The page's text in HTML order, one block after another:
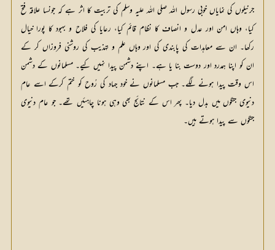
جرنیلوں کی نمایاں خوبی رسول اللہ صلی اللہ علیہ وسلم کی تربیت کا اثر ہے کہ جونسا علاقہ فتح
کیا، وہاں امن اور عدل و انصاف کا نظام قائم کیا، رعایا کی فلاح و بہبود کا پورا خیال
رکھا۔ ان سے معاہدات کی پابندی کی اور وہاں علم و تہذیب کی روشنی فروزاں کر کے
ان کو اپنا ہمدرد اور دوست بنا یا ہے۔ اپنے دشمن پیدا نہیں کیے۔ مسلمانوں کے دشمن
اس وقت پیدا ہونے لگے۔ جب مسلمانوں نے خود جہاد کی رُوح کو ختم کرکے اسے عام
دنیوی جنگوں میں بدل دیا۔ پھر اس کے نتائج بھی وہی ہونا چاہئیں تھے۔ جو عام دنیوی
جنگوں سے پیدا ہوتے ہیں۔